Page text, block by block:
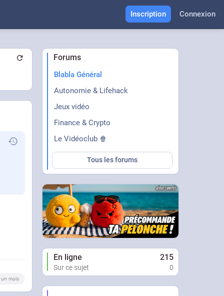
Inscription Connexion
un mois
Forums
Blabla Général
Autonomie & Lifehack
Jeux vidéo
Finance & Crypto
Le Vidéoclub 🍿
Tous les forums
En ligne 215
Sur ce sujet 0